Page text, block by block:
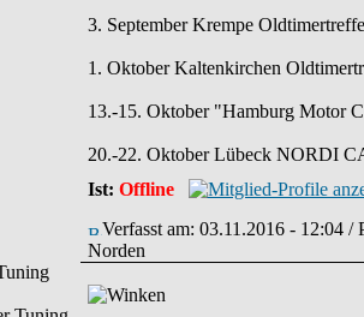
3. September Krempe
1. Oktober Kaltenkirchen
13.-15. Oktober "Hamburg Motor
20.-22. Oktober Lübeck NORDI
Ist: Offline
Verfasst am: 03.11.2016 - 12:04 /
Norden